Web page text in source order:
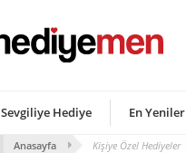
Sevgiliye Hediye En Yeniler
Anasayfa Kişiye Özel Hediyeler